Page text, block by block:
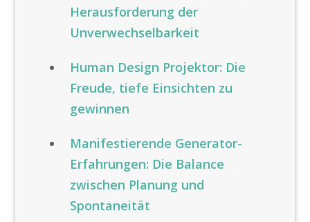
Herausforderung der
Unverwechselbarkeit
Human Design Projektor: Die
Freude, tiefe Einsichten zu
gewinnen
Manifestierende Generator-
Erfahrungen: Die Balance
zwischen Planung und
Spontaneität